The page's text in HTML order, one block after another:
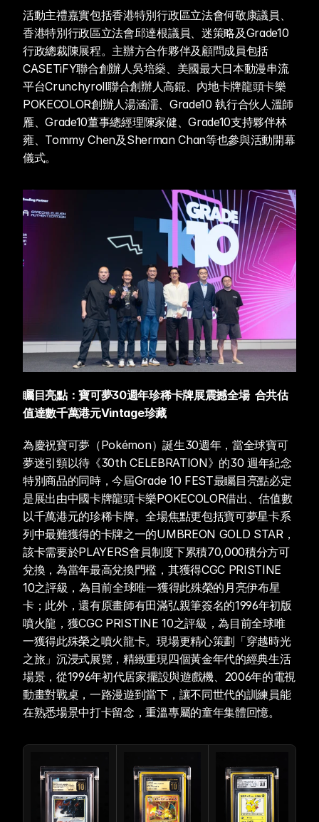
活動主禮嘉實包括香港特別行政區立法會何敬康議員、
香港特別行政區立法會邱達根議員、迷策略及Grade10
行政總裁陳展程。主辦方合作夥伴及顧問成員包括
CASETiFY聯合創辦人吳培燊、美國最大日本動漫串流
平台Crunchyroll聯合創辦人高錕、內地卡牌龍頭卡樂
POKECOLOR創辦人湯涵濡、Grade10 執行合伙人溫師
雁、Grade10董事總經理陳家健、Grade10支持夥伴林
雍、Tommy Chen及Sherman Chan等也參與活動開幕
儀式。
矚目亮點：寶可夢30週年珍稀卡牌展震撼全場  合共估
值達數千萬港元Vintage珍藏
為慶祝寶可夢（Pokémon）誕生30週年，當全球寶可
夢迷引頸以待《30th CELEBRATION》的30 週年紀念
特別商品的同時，今屆Grade 10 FEST最矚目亮點必定
是展出由中國卡牌龍頭卡樂POKECOLOR借出、估值數
以千萬港元的珍稀卡牌。全場焦點更包括寶可夢星卡系
列中最難獲得的卡牌之一的UMBREON GOLD STAR，
該卡需要於PLAYERS會員制度下累積70,000積分方可
兌換，為當年最高兌換門檻，其獲得CGC PRISTINE
10之評級，為目前全球唯一獲得此殊榮的月亮伊布星
卡；此外，還有原畫師有田滿弘親筆簽名的1996年初版
噴火龍，獲CGC PRISTINE 10之評級，為目前全球唯
一獲得此殊榮之噴火龍卡。現場更精心策劃「穿越時光
之旅」沉浸式展覽，精緻重現四個黃金年代的經典生活
場景，從1996年初代居家擺設與遊戲機、2006年的電視
動畫對戰桌，一路漫遊到當下，讓不同世代的訓練員能
在熟悉場景中打卡留念，重溫專屬的童年集體回憶。